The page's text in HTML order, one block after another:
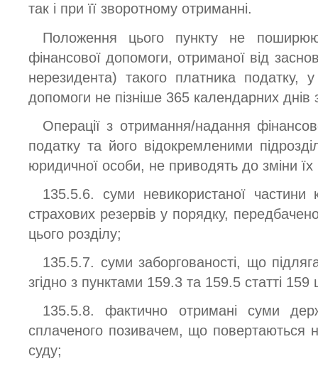
так і при її зворотному отриманні.
Положення цього пункту не
фінансової допомоги, отриманої від
нерезидента) такого платника податку,
допомоги не пізніше 365 календарних днів
Операції з отримання/надання
податку та його відокремленими
юридичної особи, не приводять до зміни їх
135.5.6. суми невикористаної
страхових резервів у порядку,
цього розділу;
135.5.7. суми заборгованості, що
згідно з пунктами 159.3 та 159.5 статті 159
135.5.8. фактично отримані суми
сплаченого позивачем, що повертаються
суду;